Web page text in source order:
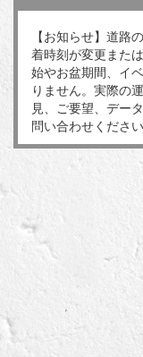
【お知らせ】道路
着時刻が変更また
始やお盆期間、イ
りません。実際の
見、ご要望、デー
問い合わせください